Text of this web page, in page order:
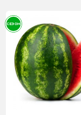
СЕЗОН